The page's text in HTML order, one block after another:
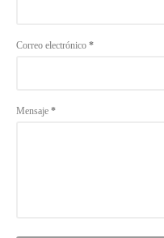
Correo electrónico *
Mensaje *